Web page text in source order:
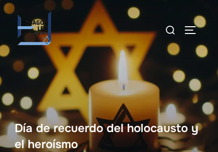
Saltar
contenido
Buscar:
Día de recuerdo del holocausto y
el heroísmo